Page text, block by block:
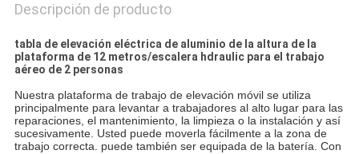
Descripción de producto
tabla de elevación eléctrica de aluminio de la altura de la
plataforma de 12 metros/escalera hdraulic para el trabajo
aéreo de 2 personas
Nuestra plataforma de trabajo de elevación móvil se utiliza
principalmente para levantar a trabajadores al alto lugar para las
reparaciones, el mantenimiento, la limpieza o la instalación y así
sucesivamente. Usted puede moverla fácilmente a la zona de
trabajo correcta. puede también ser equipada de la batería. Con